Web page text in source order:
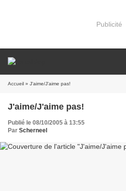
Publicité
Accueil » J'aime/J'aime pas!
J'aime/J'aime pas!
Publié le 08/10/2005 à 13:55
Par Scherneel